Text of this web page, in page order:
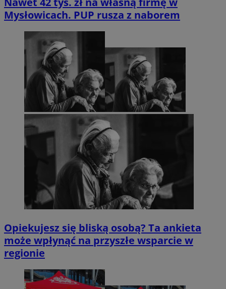
Mysłowicach. PUP rusza z naborem
Opiekujesz się bliską osobą? Ta ankieta
może wpłynąć na przyszłe wsparcie w
regionie